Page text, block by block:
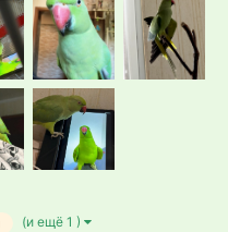
ему 8 месяцев и это
наш птах. Я знаю что до
(и ещё 1 )